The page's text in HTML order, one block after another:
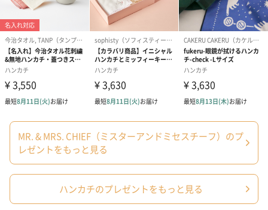
写真付きメッセージカ
ード（680円）
写真付きメッセージカ
ード（Thank you）ピ
ンク（680円）
【誕生日】
Birthday ホワ
刷なし）（
生花
生花のブーケを同梱します。
も1日遅くなります。
MR. & MRS. CHIEF（ミスターアンドミセスチーフ）のプ
レゼントをもっと見る
ハンカチのプレゼントをもっと見る